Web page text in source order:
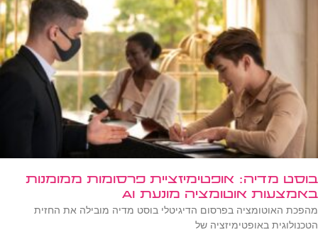
בוסט מדיה: אופטימיזציית פרסומות ממומנות
באמצעות אוטומציה מונעת AI
מהפכת האוטומציה בפרסום הדיגיטלי בוסט מדיה מובילה את החזית
הטכנולוגית באופטימיזציה של